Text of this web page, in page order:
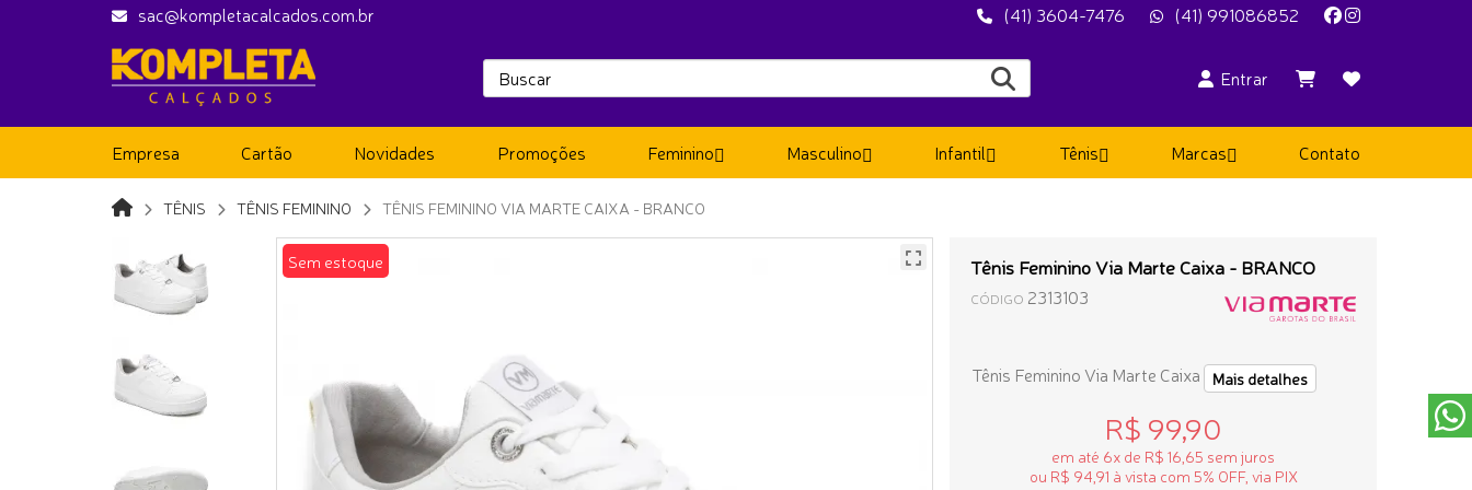
sac@kompletacalcados.com.br (41) 3604-7476 (41) 991086852
Entrar
Empresa Cartão Novidades Promoções Feminino Masculino Infantil Tênis Marcas Contato
TÊNIS TÊNIS FEMININO TÊNIS FEMININO VIA MARTE CAIXA - BRANCO
Sem estoque Tênis Feminino Via Marte Caixa - BRANCO
CÓDIGO 2313103
Tênis Feminino Via Marte Caixa Mais detalhes
R$ 99,90
em até 6x de R$ 16,65 sem juros
ou R$ 94,91 à vista com 5% OFF, via PIX